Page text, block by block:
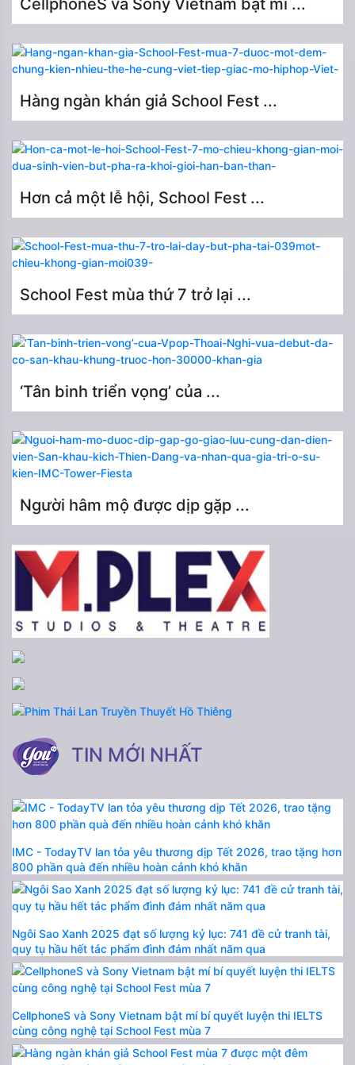
CellphoneS và Sony Vietnam bật mí ...
Hàng ngàn khán giả School Fest ...
Hơn cả một lễ hội, School Fest ...
School Fest mùa thứ 7 trở lại ...
‘Tân binh triển vọng’ của ...
Người hâm mộ được dịp gặp ...
TIN MỚI NHẤT
IMC - TodayTV lan tỏa yêu thương dịp Tết 2026, trao tặng hơn
800 phần quà đến nhiều hoàn cảnh khó khăn
Ngôi Sao Xanh 2025 đạt số lượng kỷ lục: 741 đề cử tranh tài,
quy tụ hầu hết tác phẩm đình đám nhất năm qua
CellphoneS và Sony Vietnam bật mí bí quyết luyện thi IELTS
cùng công nghệ tại School Fest mùa 7